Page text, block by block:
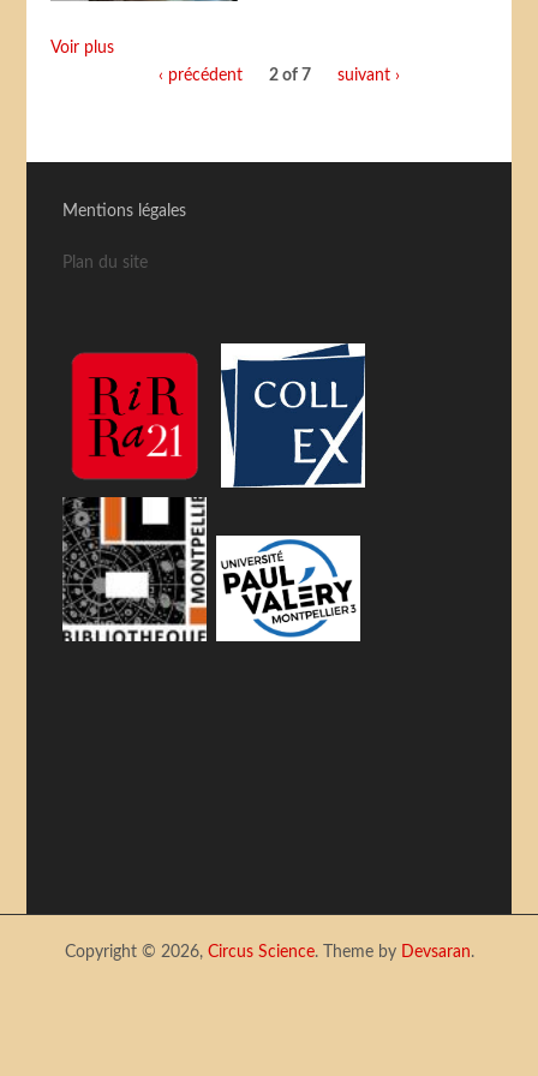
Voir plus
‹ précédent
2 of 7 suivant ›
Mentions légales
Plan du site
Copyright © 2026, Circus Science. Theme by Devsaran.